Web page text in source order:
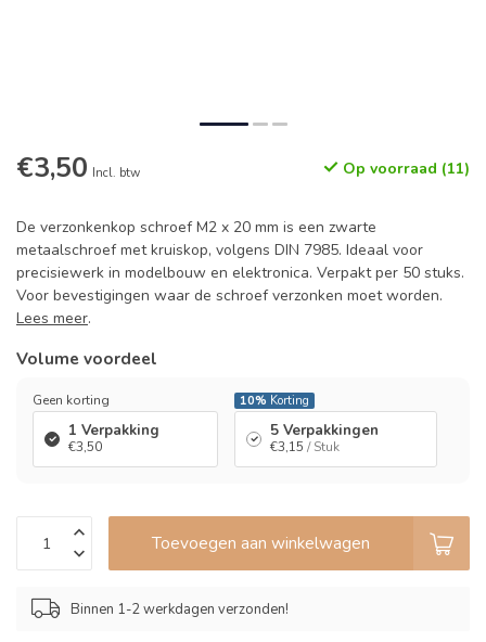
€3,50 Incl. btw Op voorraad (11)
De verzonkenkop schroef M2 x 20 mm is een zwarte
metaalschroef met kruiskop, volgens DIN 7985. Ideaal voor
precisiewerk in modelbouw en elektronica. Verpakt per 50 stuks.
Voor bevestigingen waar de schroef verzonken moet worden.
Lees meer.
Volume voordeel
Geen korting
1 Verpakking
€3,50
10% Korting
5 Verpakkingen
€3,15 / Stuk
Toevoegen aan winkelwagen
Binnen 1-2 werkdagen verzonden!